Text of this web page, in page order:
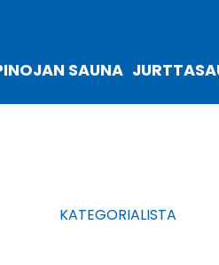
SAUNA
KATEGORIALISTA